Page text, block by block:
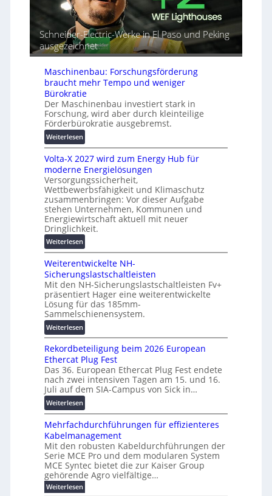
t
o
m
a
t
s
i
e
r
u
n
g
s
l
ö
s
u
n
g
e
n
a
l
r
e
i
h
e
d
e
G
e
r
ä
t
e
s
c
h
u
t
z
u
n
d
d
i
g
i
t
a
l
e
T
r
a
n
s
a
r
e
n
z
Schneider-Electric-Werke in El Paso und Peking
ausgezeichnet
Maschinenbau: Forschungsförderung
braucht mehr Tempo und weniger
Bürokratie
Der Maschinenbau investiert stark in
Forschung, wird aber durch kleinteilige
Förderbürokratie ausgebremst.
Weiterlesen:
M
a
s
c
h
i
n
e
n
b
u
:
F
o
r
s
c
h
u
g
s
f
ö
e
r
u
n
g
Volta-X 2027 wird zum Energy Hub für
moderne Energielösungen
Versorgungssicherheit,
Wettbewerbsfähigkeit und Klimaschutz
zusammenbringen: Vor dieser Aufgabe
stehen Unternehmen, Kommunen und
Energiewirtschaft aktuell mit neuer
Dringlichkeit.
Weiterlesen:
V
o
l
t
a
-
X
2
0
2
7
w
i
r
d
z
u
m
E
n
e
r
g
Weiterentwickelte NH-
Sicherungslastschaltleisten
Mit den NH-Sicherungslastschaltleisten Fv+
präsentiert Hager eine weiterentwickelte
Lösung für das 185mm-
Sammelschienensystem.
Weiterlesen:
W
e
i
t
e
r
e
n
t
w
i
c
k
e
l
Rekordbeteiligung beim 2026 European
Ethercat Plug Fest
Das 36. European Ethercat Plug Fest endete
nach zwei intensiven Tagen am 15. und 16.
Juli auf dem SIA-Campus von Sick in…
Weiterlesen:
R
e
k
o
r
d
b
e
Mehrfachdurchführungen für effizienteres
Kabelmanagement
Mit den robusten Kabeldurchführungen der
Serie MCE Pro und dem modularen System
MCE Syntec bietet die zur Kaiser Group
gehörende Agro vielfältige…
Weiterlesen: